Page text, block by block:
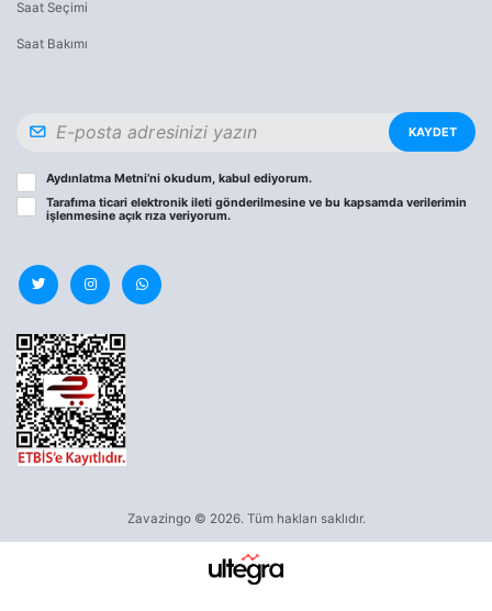
Saat Seçimi
Saat Bakımı
KAYDET
Aydınlatma Metni’ni okudum, kabul ediyorum.
Tarafıma ticari elektronik ileti gönderilmesine ve bu kapsamda verilerimin
işlenmesine açık rıza veriyorum.
Zavazingo © 2026. Tüm hakları saklıdır.